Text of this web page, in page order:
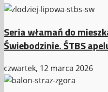
Seria włamań do
Świebodzinie. ŚTBS
czwartek, 12 marca 2026